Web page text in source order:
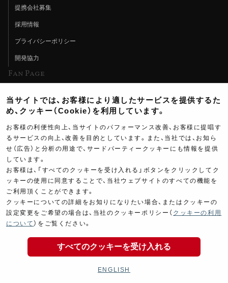
44,500(税込￥48,950)
提携会社募集
採用情報
プライバシーポリシー
開発協力
Fan Page
ヨシムラTV
イベント情報
イベントスケジュール
ツーリングブレイクタイム
製品ポスター
Copyright ©YOSHIMURA JAPAN Co,Ltd. All Rights
当サイトでは、お客様により適したサービスを提供するた
め、クッキー（Cookie）を利用しています。
お客様の利便性向上、当サイトのパフォーマンス改善、お客様に提唱す
るサービスの向上、改善を目的としています。また、当社では、お知ら
せ（広告）と分析の用途で、サードパーティークッキーにも情報を提供
しています。
お客様は、「すべてのクッキーを受け入れる」ボタンをクリックしてク
ッキーの使用に同意することで、当社ウェブサイトのすべての機能を
ご利用頂くことができます。
クッキーについての詳細をお知りになりたい場合、またはクッキーの
設定変更をご希望の場合は、当社のクッキーポリシー（ クッキーの利用
について ）をご覧ください。
すべてのクッキーを受け入れる
ENGLISH